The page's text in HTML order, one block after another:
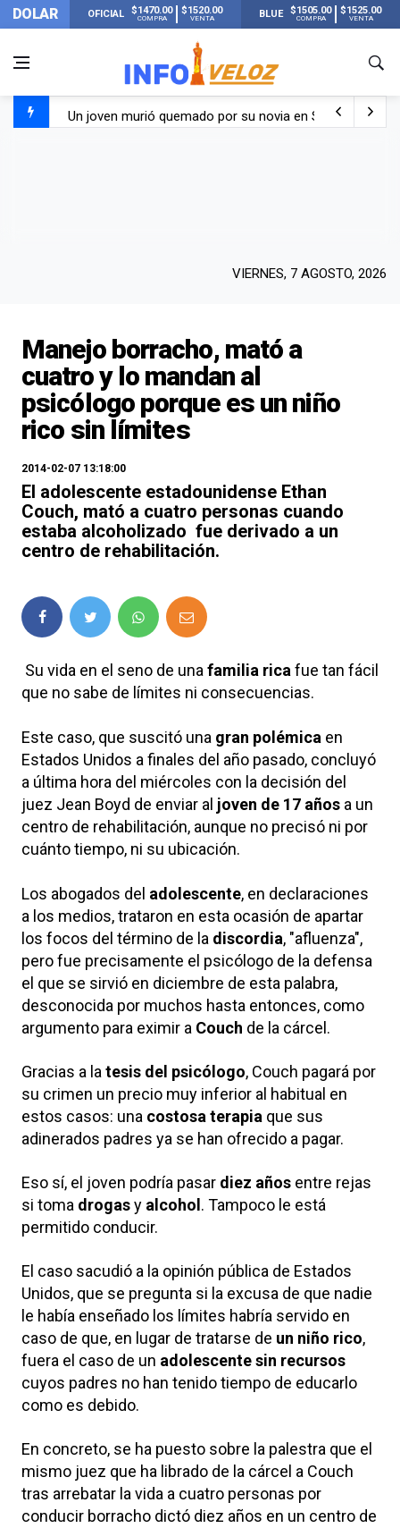
DOLAR OFICIAL $1470.00
COMPRA
$1520.00
VENTA BLUE $1505.00
COMPRA
$1525.00
VENTA
Un joven murió quemado por su novia en San Luis:
VIERNES, 7 AGOSTO, 2026
Manejo borracho, mató a
cuatro y lo mandan al
psicólogo porque es un niño
rico sin límites
2014-02-07 13:18:00
El adolescente estadounidense Ethan
Couch, mató a cuatro personas cuando
estaba alcoholizado fue derivado a un
centro de rehabilitación.
Su vida en el seno de una familia rica fue tan fácil
que no sabe de límites ni consecuencias.
Este caso, que suscitó una gran polémica en
Estados Unidos a finales del año pasado, concluyó
a última hora del miércoles con la decisión del
juez Jean Boyd de enviar al joven de 17 años a un
centro de rehabilitación, aunque no precisó ni por
cuánto tiempo, ni su ubicación.
Los abogados del adolescente, en declaraciones
a los medios, trataron en esta ocasión de apartar
los focos del término de la discordia, "afluenza",
pero fue precisamente el psicólogo de la defensa
el que se sirvió en diciembre de esta palabra,
desconocida por muchos hasta entonces, como
argumento para eximir a Couch de la cárcel.
Gracias a la tesis del psicólogo, Couch pagará por
su crimen un precio muy inferior al habitual en
estos casos: una costosa terapia que sus
adinerados padres ya se han ofrecido a pagar.
Eso sí, el joven podría pasar diez años entre rejas
si toma drogasy alcohol . Tampoco le está
permitido conducir.
El caso sacudió a la opinión pública de Estados
Unidos, que se pregunta si la excusa de que nadie
le había enseñado los límites habría servido en
caso de que, en lugar de tratarse de un niño rico,
fuera el caso de un adolescente sin recursos
cuyos padres no han tenido tiempo de educarlo
como es debido.
En concreto, se ha puesto sobre la palestra que el
mismo juez que ha librado de la cárcel a Couch
tras arrebatar la vida a cuatro personas por
conducir borracho dictó diez años en un centro de